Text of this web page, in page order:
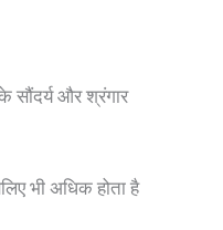
सौंदर्य और श्रंगार
भी अधिक होता है